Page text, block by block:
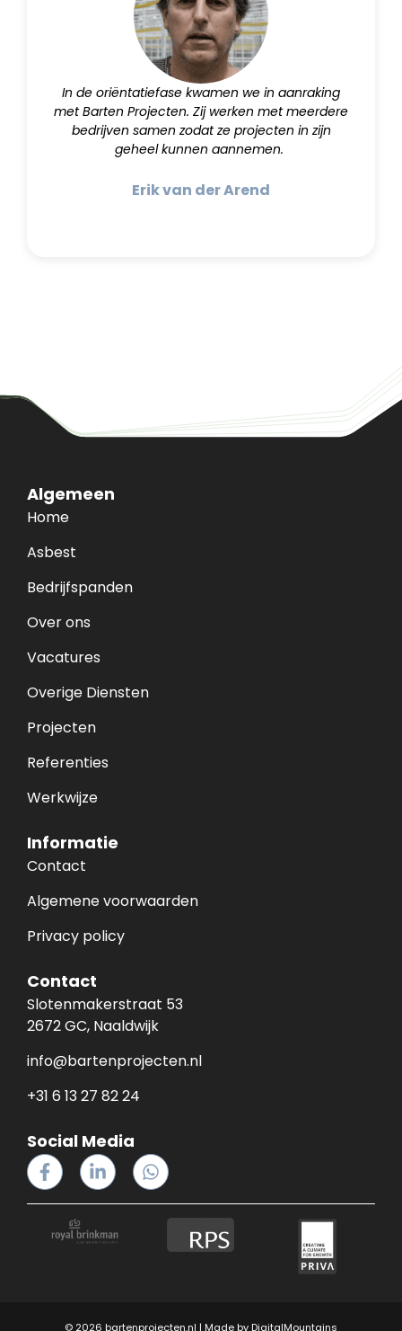
In de oriëntatiefase kwamen we in aanraking
met Barten Projecten. Zij werken met meerdere
bedrijven samen zodat ze projecten in zijn
geheel kunnen aannemen.
Erik van der Arend
Algemeen
Home
Asbest
Bedrijfspanden
Over ons
Vacatures
Overige Diensten
Projecten
Referenties
Werkwijze
Informatie
Contact
Algemene voorwaarden
Privacy policy
Contact
Slotenmakerstraat 53
2672 GC, Naaldwijk
info@bartenprojecten.nl
+31 6 13 27 82 24
Social Media
© 2026 bartenprojecten.nl | Made by DigitalMountains